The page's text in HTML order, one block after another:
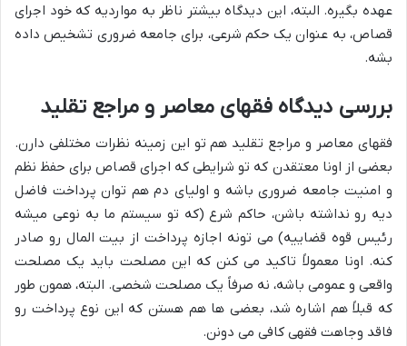
عهده بگیره. البته، این دیدگاه بیشتر ناظر به مواردیه که خود اجرای
قصاص، به عنوان یک حکم شرعی، برای جامعه ضروری تشخیص داده
بشه.
بررسی دیدگاه فقهای معاصر و مراجع تقلید
فقهای معاصر و مراجع تقلید هم تو این زمینه نظرات مختلفی دارن.
بعضی از اونا معتقدن که تو شرایطی که اجرای قصاص برای حفظ نظم
و امنیت جامعه ضروری باشه و اولیای دم هم توان پرداخت فاضل
دیه رو نداشته باشن، حاکم شرع (که تو سیستم ما به نوعی میشه
رئیس قوه قضاییه) می تونه اجازه پرداخت از بیت المال رو صادر
کنه. اونا معمولاً تاکید می کنن که این مصلحت باید یک مصلحت
واقعی و عمومی باشه، نه صرفاً یک مصلحت شخصی. البته، همون طور
که قبلاً هم اشاره شد، بعضی ها هم هستن که این نوع پرداخت رو
فاقد وجاهت فقهی کافی می دونن.